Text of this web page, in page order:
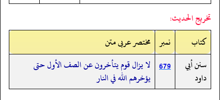
تخريج الحديث:
کتاب
نمبر مختصر عربی متن
سنن أبي
داود
679 لا يزال قوم يتأخرون عن الصف الأول حتى
يؤخرهم الله في النار